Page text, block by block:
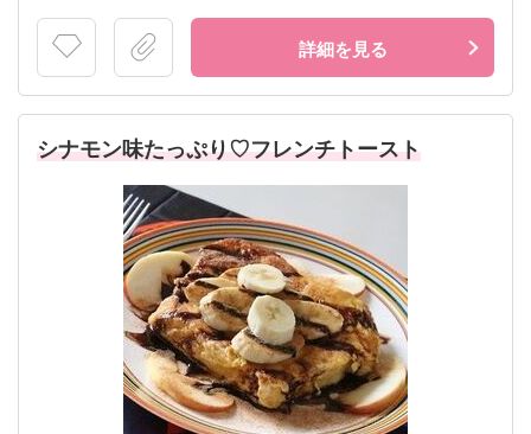
詳細を見る
シナモン味たっぷり♡フレンチトースト